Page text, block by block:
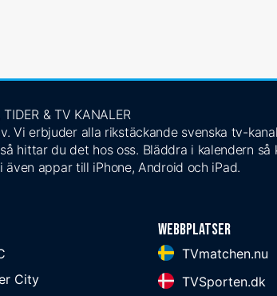
& TV KANALER
erbjuder alla rikstäckande svenska tv-
hittar du det hos oss. Bläddra i kalendern så
appar till iPhone, Android och iPad.
City
Webbplatser
TVmatchen.nu
TVSporten.dk